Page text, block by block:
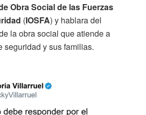
Obra Social de las Fuerzas
(IOSFA) y hablara del
la obra social que atiende a
seguridad y sus familias.